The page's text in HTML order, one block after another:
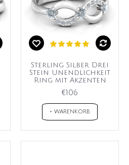
Sterling Silber Drei
Stein Unendlichkeit
Ring mit Akzenten
€106
+ WARENKORB